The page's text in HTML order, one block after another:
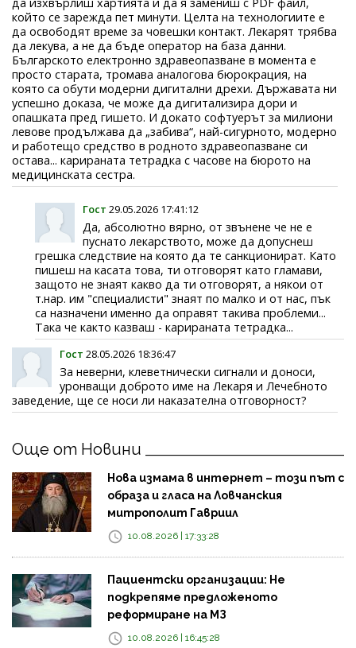
който се зарежда пет минути. Целта на технологиите е
да освободят време за човешки контакт. Лекарят трябва
да лекува, а не да бъде оператор на база данни.
Българското електронно здравеопазване в момента е
просто старата, тромава аналогова бюрокрация, на
която са обути модерни дигитални дрехи. Държавата ни
успешно доказа, че може да дигитализира дори и
опашката пред гишето. И докато софтуерът за милиони
левове продължава да „забива“, най-сигурното, модерно
и работещо средство в родното здравеопазване си
остава... карираната тетрадка с часове на бюрото на
медицинската сестра.
Гост 29.05.2026 17:41:12
Да, абсолютно вярно, от звънене че не е
пуснато лекарството, може да допуснеш
грешка следствие на която да те санкционират. Като
пишеш на касата това, ти отговорят като гламави,
защото не знаят какво да ти отговорят, а някои от
т.нар. им "специалисти" знаят по малко и от нас, пък
са назначени именно да оправят такива проблеми...
Така че както казваш - карираната тетрадка...
Гост 28.05.2026 18:36:47
За неверни, клеветнически сигнали и доноси,
уронващи доброто име на Лекаря и Лечебното
заведение, ще се носи ли наказателна отговорност?
Още от Новини
Нова измама в интернет – този път с
образа и гласа на Ловчанския
митрополит Гавриил
10.08.2026 | 17:33:28
Пациентски организации: Не
подкрепяме предложеното
реформиране на МЗ
10.08.2026 | 16:45:28